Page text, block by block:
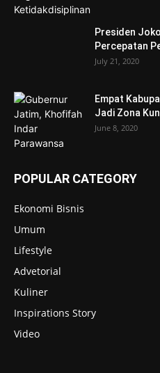
Presiden
Percepatan
July 21, 2020
Empat
Jadi Zona
June 8, 2020
POPULAR CATEGORY
Ekonomi Bisnis
Umum
Lifestyle
Advetorial
Kuliner
Inspirations Story
Video